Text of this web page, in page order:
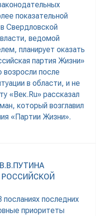
показательной
Свердловской
ведомой
планирует оказать
партия Жизни»
после
в области, и не
«Век.Ru» рассказал
который возглавил
«Партии Жизни».
последних
приоритеты